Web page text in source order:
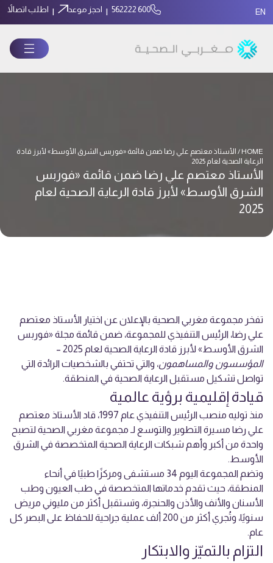
EN
600 562222
| احجز موعد | اطلب اتصالاً
HOME / الأستاذ معتصم علي رضا ضمن قائمة «فوربس الشرق الأوسط» لأبرز قادة
الرعاية الصحية لعام 2025
الأستاذ معتصم علي رضا ضمن قائمة «فوربس
الشرق الأوسط» لأبرز قادة الرعاية الصحية لعام
2025
تفخر مجموعة مغربي الصحية بالإعلان عن اختيار الأستاذ معتصم
علي رضا، الرئيس التنفيذي للمجموعة، ضمن قائمة مجلة «فوربس
الشرق الأوسط» لأبرز قادة الرعاية الصحية لعام 2025 –
المؤسسون والمساهمون، والتي تحتفي بالشخصيات الرائدة التي
تواصل تشكيل مستقبل الرعاية الصحية في المنطقة.
قيادة إقليمية برؤية عالمية
منذ توليه منصب الرئيس التنفيذي عام 1997، قاد الأستاذ معتصم
علي رضا مسيرة التطوير والتوسع لـ مجموعة مغربي الصحية لتصبح
واحدة من أكبر وأهم شبكات الرعاية الصحية المتخصصة في الشرق
الأوسط.
وتضم المجموعة اليوم 34 مستشفى ومركزًا طبيًا في أنحاء
المنطقة، حيث تقدم خدماتها المتخصصة في طب العيون وطب
الأسنان والأنف والأذن والحنجرة، وتستقبل أكثر من مليوني مريض
سنويًا، وتُجري أكثر من 200 ألف عملية جراحية للحفاظ على البصر كل
عام.
التزام بالتميّز والابتكار